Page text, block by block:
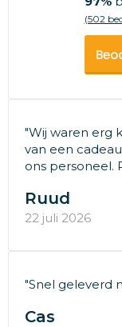
(502
"Wij waren erg
van een
ons personeel.
Ruud
22 juli 2026
"Snel geleverd
Cas